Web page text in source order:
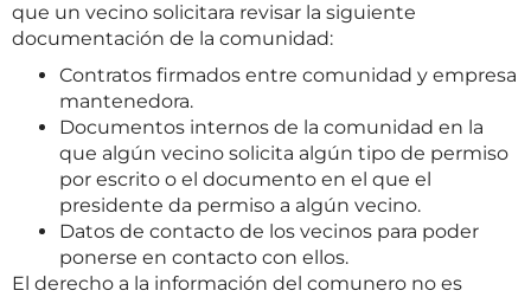
que un vecino solicitara revisar la siguiente
documentación de la comunidad:
Contratos firmados entre comunidad y empresa
mantenedora.
Documentos internos de la comunidad en la
que algún vecino solicita algún tipo de permiso
por escrito o el documento en el que el
presidente da permiso a algún vecino.
Datos de contacto de los vecinos para poder
ponerse en contacto con ellos.
El derecho a la información del comunero no es